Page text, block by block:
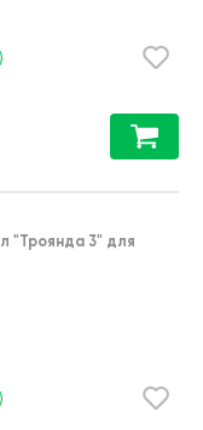
"Троянда 3" для